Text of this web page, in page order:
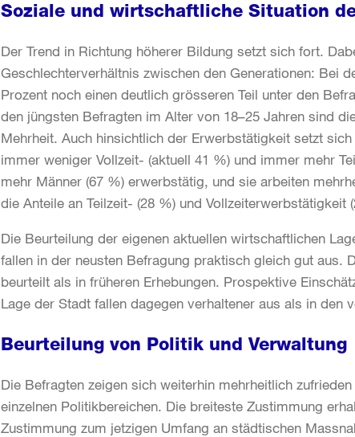
Soziale und wirtschaftliche Situation
Der Trend in Richtung höherer Bildung setzt sich fort.
Geschlechterverhältnis zwischen den Generationen: Bei
Prozent noch einen deutlich grösseren Teil unter den
den jüngsten Befragten im Alter von 18–25 Jahren sind
Mehrheit. Auch hinsichtlich der Erwerbstätigkeit setzt
immer weniger Vollzeit- (aktuell 41 %) und immer mehr
mehr Männer (67 %) erwerbstätig, und sie arbeiten
die Anteile an Teilzeit- (28 %) und Vollzeiterwerbstätigkeit
Die Beurteilung der eigenen aktuellen wirtschaftlichen
fallen in der neusten Befragung praktisch gleich gut aus.
beurteilt als in früheren Erhebungen. Prospektive
Lage der Stadt fallen dagegen verhaltener aus als in den
Beurteilung von Politik und Verwaltung
Die Befragten zeigen sich weiterhin mehrheitlich
einzelnen Politikbereichen. Die breiteste Zustimmung
Zustimmung zum jetzigen Umfang an städtischen